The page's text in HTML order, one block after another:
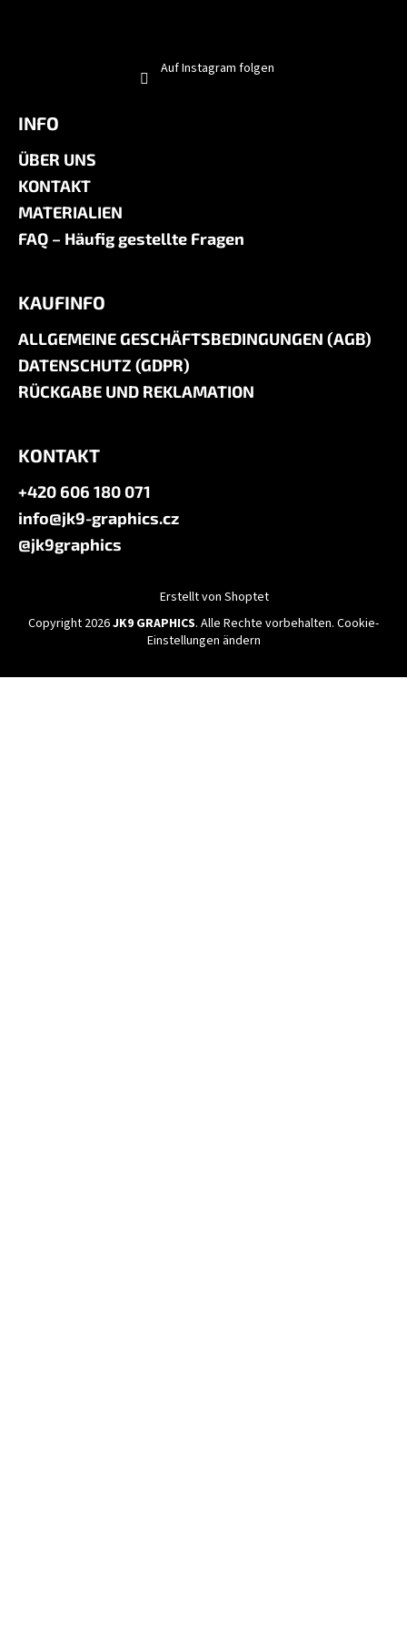
Auf Instagram folgen
INFO
ÜBER UNS
KONTAKT
MATERIALIEN
FAQ – Häufig gestellte Fragen
KAUFINFO
ALLGEMEINE GESCHÄFTSBEDINGUNGEN (AGB)
DATENSCHUTZ (GDPR)
RÜCKGABE UND REKLAMATION
KONTAKT
+420 606 180 071
info@jk9-graphics.cz
@jk9graphics
Erstellt von Shoptet
Copyright 2026JK9 GRAPHICS. Alle Rechte vorbehalten. Cookie-
Einstellungen ändern